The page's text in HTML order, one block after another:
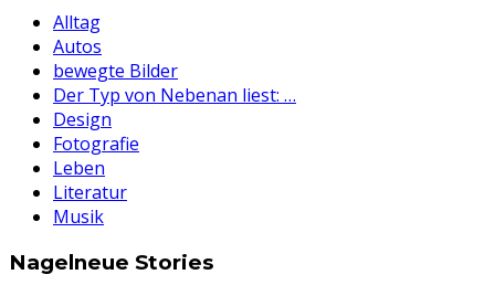
Alltag
Autos
bewegte Bilder
Der Typ von Nebenan liest: …
Design
Fotografie
Leben
Literatur
Musik
Nagelneue Stories